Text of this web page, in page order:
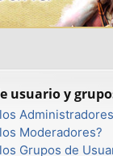
usuario y
Moderadores?
Grupos de